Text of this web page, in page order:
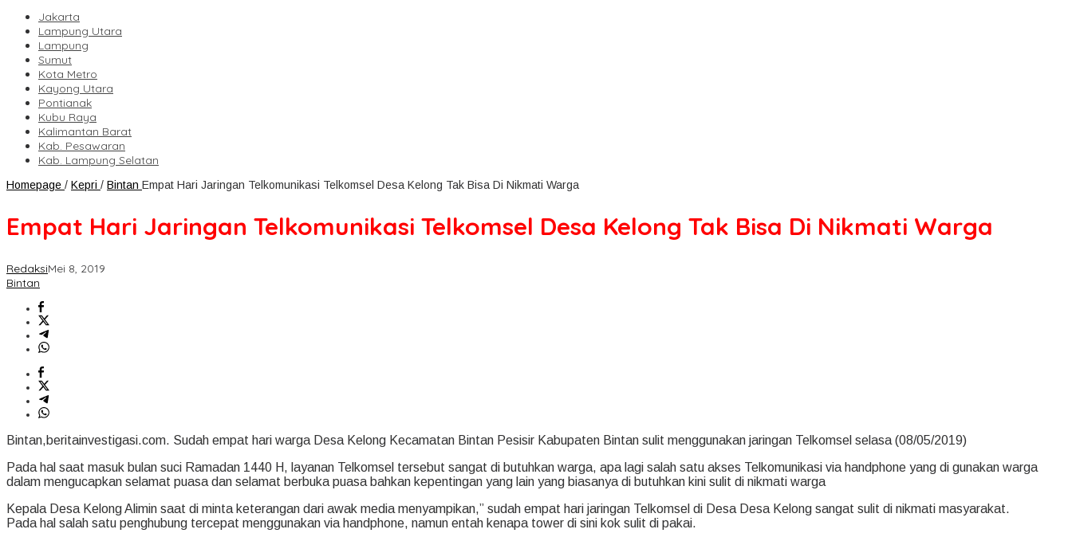
Jakarta
Lampung Utara
Lampung
Sumut
Kota Metro
Kayong Utara
Pontianak
Kubu Raya
Kalimantan Barat
Kab. Pesawaran
Kab. Lampung Selatan
Homepage / Kepri / Bintan Empat Hari Jaringan Telkomunikasi Telkomsel Desa Kelong Tak Bisa Di Nikmati Warga
Empat Hari Jaringan Telkomunikasi Telkomsel Desa Kelong Tak Bisa Di Nikmati Warga
RedaksiMei 8, 2019
Bintan
Bintan,beritainvestigasi.com. Sudah empat hari warga Desa Kelong Kecamatan Bintan Pesisir Kabupaten Bintan sulit menggunakan jaringan Telkomsel selasa (08/05/2019)
Pada hal saat masuk bulan suci Ramadan 1440 H, layanan Telkomsel tersebut sangat di butuhkan warga, apa lagi salah satu akses Telkomunikasi via handphone yang di gunakan warga
dalam mengucapkan selamat puasa dan selamat berbuka puasa bahkan kepentingan yang lain yang biasanya di butuhkan kini sulit di nikmati warga
Kepala Desa Kelong Alimin saat di minta keterangan dari awak media menyampikan,” sudah empat hari jaringan Telkomsel di Desa Desa Kelong sangat sulit di nikmati masyarakat.
Pada hal salah satu penghubung tercepat menggunakan via handphone, namun entah kenapa tower di sini kok sulit di pakai.